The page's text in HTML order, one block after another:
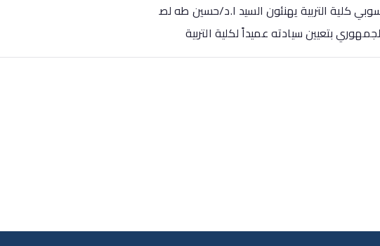
كلية التربية يهنئون السيد ا.د/حسين طه لص
بتعيين سيادته عميداً لكلية التربية